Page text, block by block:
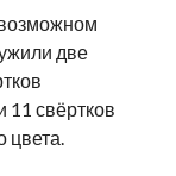
две
11 свёртков
цвета.